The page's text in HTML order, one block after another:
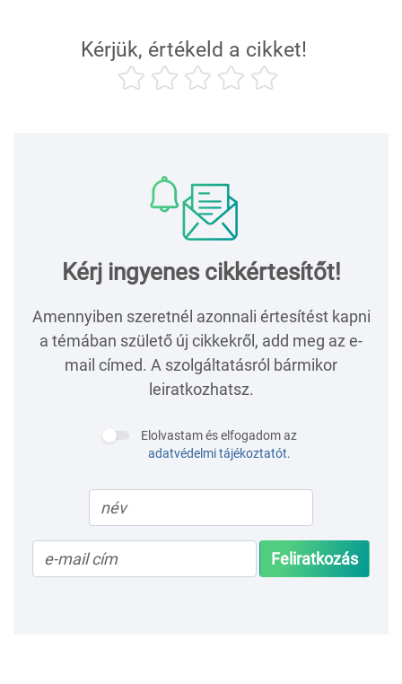
Kérjük, értékeld a cikket!
Kérj ingyenes cikkértesítőt!
Amennyiben szeretnél azonnali értesítést kapni
a témában születő új cikkekről, add meg az e-
mail címed. A szolgáltatásról bármikor
leiratkozhatsz.
Elolvastam és elfogadom az
adatvédelmi tájékoztatót.
Feliratkozás